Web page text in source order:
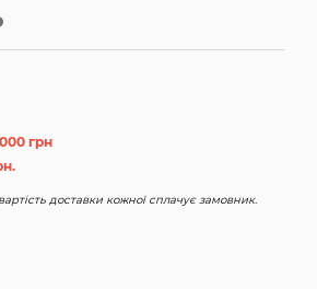
грн
доставки кожної сплачує замовник.